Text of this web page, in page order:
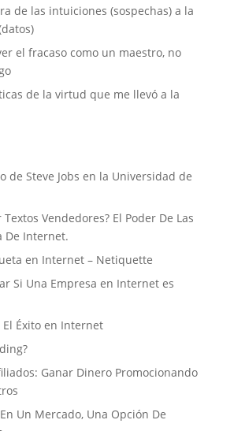
de las intuiciones (sospechas) a la
el fracaso como un maestro, no
de la virtud que me llevó a la
de Steve Jobs en la Universidad de
Textos Vendedores? El Poder De Las
De Internet.
en Internet – Netiquette
Si Una Empresa en Internet es
El Éxito en Internet
Ganar Dinero Promocionando
Un Mercado, Una Opción De